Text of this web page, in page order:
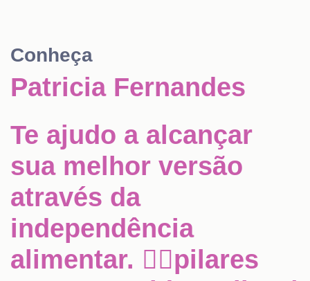
Conheça
Patricia Fernandes
Te ajudo a alcançar
sua melhor versão
através da
independência
alimentar. ✋🏻pilares